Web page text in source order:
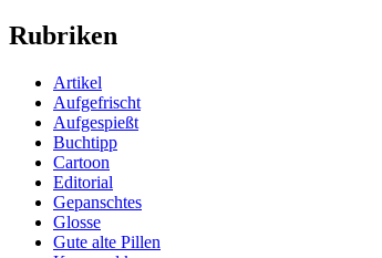
Rubriken
Artikel
Aufgefrischt
Aufgespießt
Buchtipp
Cartoon
Editorial
Gepanschtes
Glosse
Gute alte Pillen